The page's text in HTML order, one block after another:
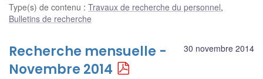
Type(s) de contenu : Travaux de recherche du personnel,
Bulletins de recherche
30 novembre 2014
Recherche mensuelle -
Novembre 2014